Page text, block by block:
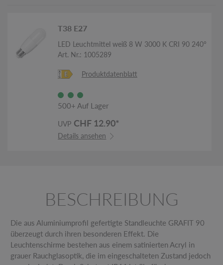
T38 E27
LED Leuchtmittel weiß 8 W 3000 K CRI 90 240°
Art. Nr.: 1005289
Produktdatenblatt
500+ Auf Lager
UVP CHF 12.90*
Details ansehen
BESCHREIBUNG
Die aus Aluminiumprofil gefertigte Standleuchte GRAFIT 90
überzeugt durch ihren besonderen Effekt. Die
Leuchtenschirme bestehen aus einem satinierten Acryl in
grauer Rauchglasoptik, die im eingeschalteten Zustand jedoch